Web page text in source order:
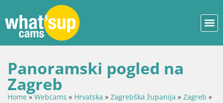
Panoramski pogled na
Zagreb
Home»Webcams » Hrvatska » Zagrebška županija » Zagreb »